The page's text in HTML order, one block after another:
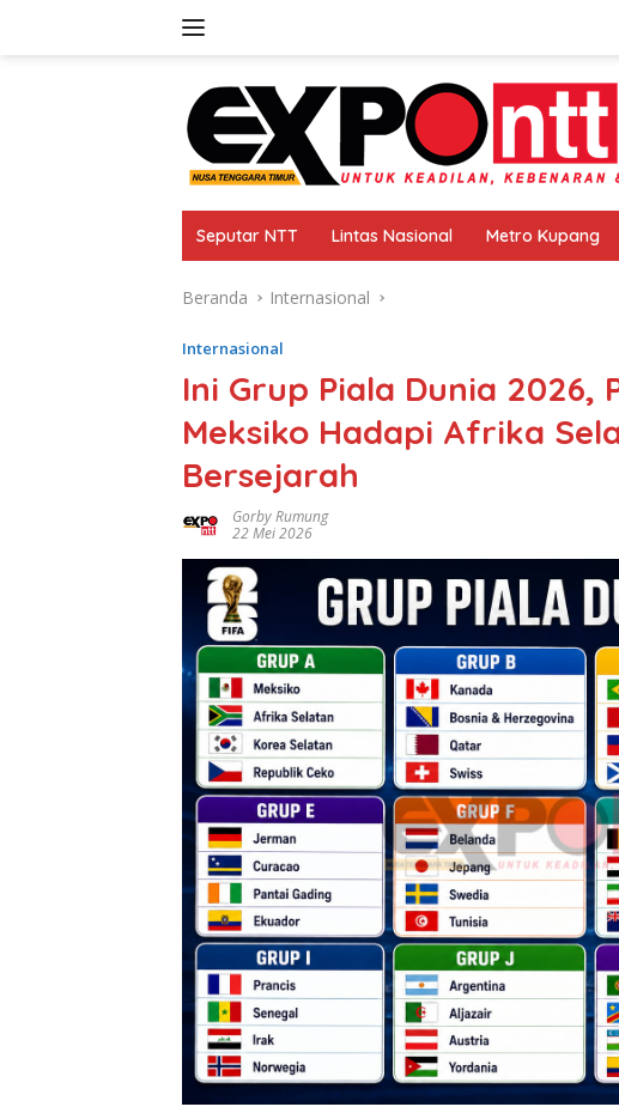
Seputar NTT Lintas Nasional Metro Kupang
Beranda Internasional
Internasional
Ini Grup Piala Dunia 2026,
Meksiko Hadapi Afrika
Bersejarah
Gorby Rumung
22 Mei 2026